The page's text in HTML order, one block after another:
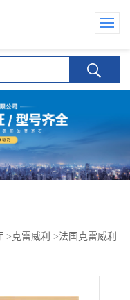
>克雷威利 >法国克雷威利